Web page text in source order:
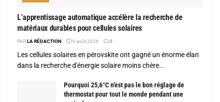
L’apprentissage automatique accélère la recherche de
matériaux durables pour cellules solaires
PARLA RÉDACTION 9 août 2026 0
Les cellules solaires en pérovskite ont gagné un énorme élan
dans la recherche d'énergie solaire moins chère...
Pourquoi 25,6°C n’est pas le bon réglage de
thermostat pour tout le monde pendant une